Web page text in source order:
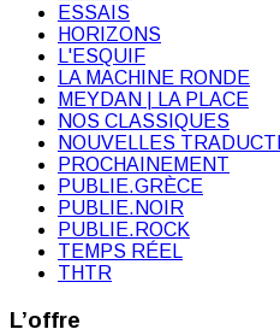
ESSAIS
HORIZONS
L'ESQUIF
LA MACHINE RONDE
MEYDAN | LA PLACE
NOS CLASSIQUES
NOUVELLES
PROCHAINEMENT
PUBLIE.GRÈCE
PUBLIE.NOIR
PUBLIE.ROCK
TEMPS RÉEL
THTR
L’offre